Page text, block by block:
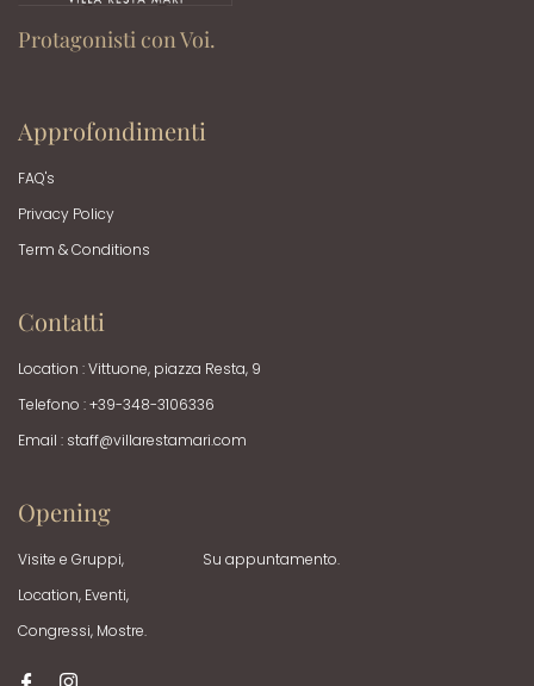
Protagonisti con Voi.
Approfondimenti
FAQ's
Privacy Policy
Term & Conditions
Contatti
Location : Vittuone, piazza Resta, 9
Telefono : +39-348-3106336
Email : staff@villarestamari.com
Opening
Visite e Gruppi,
Location, Eventi,
Congressi, Mostre.
Su appuntamento.